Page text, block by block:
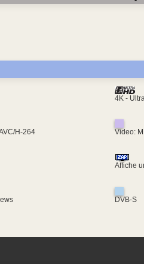
4K -
H-264 Video:
Affiche
DVB-S